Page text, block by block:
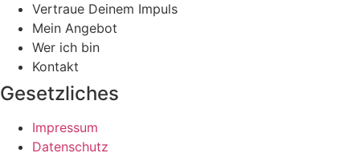
Vertraue Deinem Impuls
Mein Angebot
Wer ich bin
Kontakt
Gesetzliches
Impressum
Datenschutz